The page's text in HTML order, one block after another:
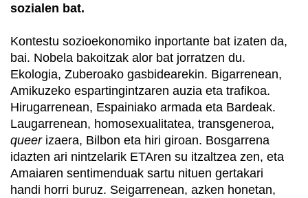
sozialen bat.
Kontestu sozioekonomiko inportante bat izaten da,
bai. Nobela bakoitzak alor bat jorratzen du.
Ekologia, Zuberoako gasbidearekin. Bigarrenean,
Amikuzeko espartingintzaren auzia eta trafikoa.
Hirugarrenean, Espainiako armada eta Bardeak.
Laugarrenean, homosexualitatea, transgeneroa,
queerizaera, Bilbon eta hiri giroan. Bosgarrena
idazten ari nintzelarik ETAren su itzaltzea zen, eta
Amaiaren sentimenduak sartu nituen gertakari
handi horri buruz. Seigarrenean, azken honetan,